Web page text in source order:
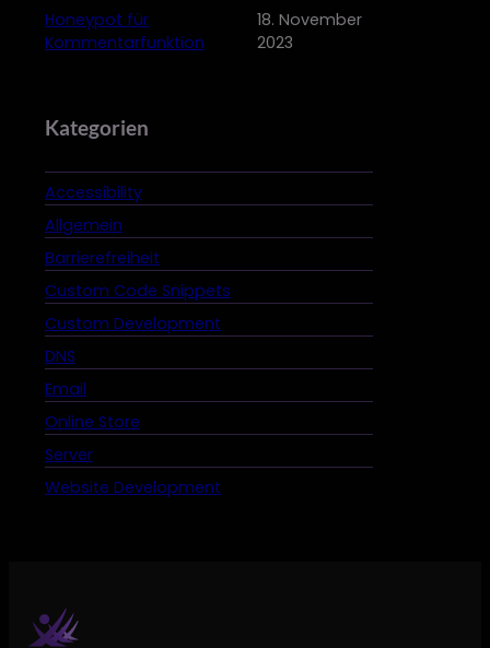
Honeypot für
Kommentarfunktion
18. November
2023
Kategorien
Accessibility
Allgemein
Barrierefreiheit
Custom Code Snippets
Custom Development
DNS
Email
Online Store
Server
Website Development